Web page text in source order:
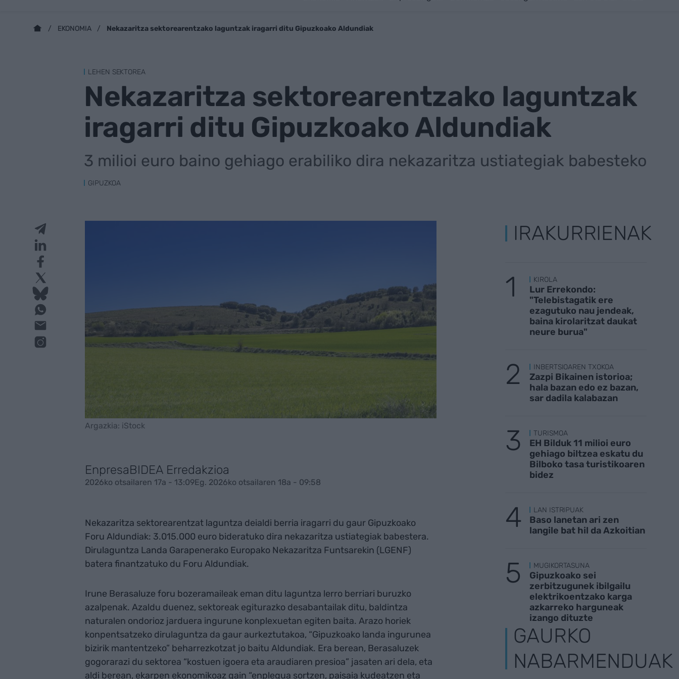
EKONOMIA Nekazaritza sektorearentzako laguntzak iragarri ditu Gipuzkoako Aldundiak
LEHEN SEKTOREA
Nekazaritza sektorearentzako laguntzak
iragarri ditu Gipuzkoako Aldundiak
3 milioi euro baino gehiago erabiliko dira nekazaritza ustiategiak babesteko
GIPUZKOA
Argazkia: iStock
EnpresaBIDEA Erredakzioa
2026ko otsailaren 17a - 13:09Eg. 2026ko otsailaren 18a - 09:58
Nekazaritza sektorearentzat laguntza deialdi berria iragarri du gaur Gipuzkoako
Foru Aldundiak: 3.015.000 euro bideratuko dira nekazaritza ustiategiak babestera.
Dirulaguntza Landa Garapenerako Europako Nekazaritza Funtsarekin (LGENF)
batera finantzatuko du Foru Aldundiak.
Irune Berasaluze foru bozeramaileak eman ditu laguntza lerro berriari buruzko
azalpenak. Azaldu duenez, sektoreak egiturazko desabantailak ditu, baldintza
naturalen ondorioz jarduera ingurune konplexuetan egiten baita. Arazo horiek
konpentsatzeko dirulaguntza da gaur aurkeztutakoa, “Gipuzkoako landa ingurunea
bizirik mantentzeko” beharrezkotzat jo baitu Aldundiak. Era berean, Berasaluzek
gogorarazi du sektorea “kostuen igoera eta araudiaren presioa” jasaten ari dela, eta
aldi berean, ekarpen ekonomikoaz gain “enplegua sortzen, paisaia kudeatzen eta
IRAKURRIENAK
KIROLA
Lur Errekondo:
"Telebistagatik ere
ezagutuko nau jendeak,
baina kirolaritzat daukat
neure burua"
INBERTSIOAREN TXOKOA
Zazpi Bikainen istorioa;
hala bazan edo ez bazan,
sar dadila kalabazan
TURISMOA
EH Bilduk 11 milioi euro
gehiago biltzea eskatu du
Bilboko tasa turistikoaren
bidez
LAN ISTRIPUAK
Baso lanetan ari zen
langile bat hil da Azkoitian
MUGIKORTASUNA
Gipuzkoako sei
zerbitzugunek ibilgailu
elektrikoentzako karga
azkarreko harguneak
izango dituzte
GAURKO
NABARMENDUAK